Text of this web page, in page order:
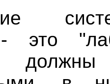
- это